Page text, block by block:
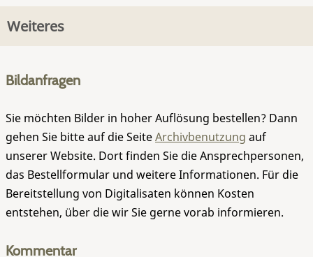
Weiteres
Bildanfragen
Sie möchten Bilder in hoher Auflösung bestellen? Dann
gehen Sie bitte auf die SeiteArchivbenutzung auf
unserer Website. Dort finden Sie die Ansprechpersonen,
das Bestellformular und weitere Informationen. Für die
Bereitstellung von Digitalisaten können Kosten
entstehen, über die wir Sie gerne vorab informieren.
Kommentar